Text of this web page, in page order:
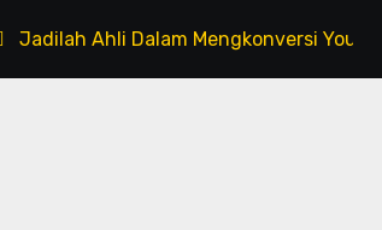
Jadilah Ahli Dalam Mengkonversi